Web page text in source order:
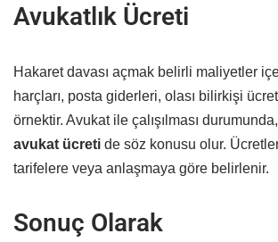
Avukatlık Ücreti
Hakaret davası açmak belirli maliyetler
harçları, posta giderleri, olası bilirkişi
örnektir. Avukat ile çalışılması durumunda,
avukat ücreti de söz konusu olur.
tarifelere veya anlaşmaya göre belirlenir.
Sonuç Olarak